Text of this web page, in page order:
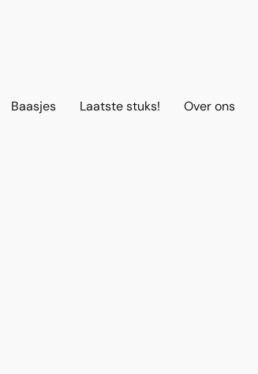
Baasjes Laatste stuks! Over ons